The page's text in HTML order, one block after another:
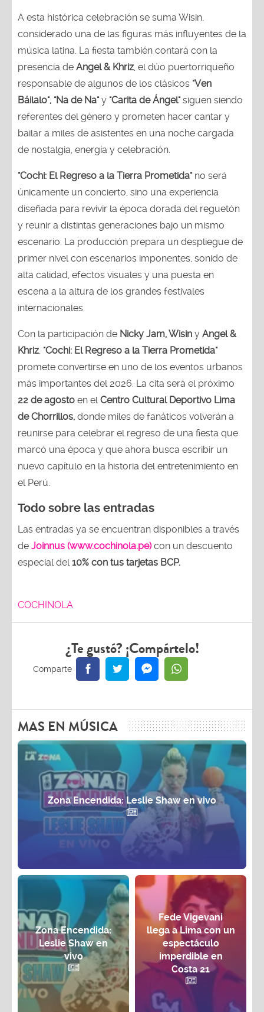
A esta histórica celebración se suma Wisin,
considerado una de las figuras más influyentes de la
música latina. La fiesta también contará con la
presencia de Angel & Khriz , el dúo puertorriqueño
responsable de algunos de los clásicos "Ven
Báilalo", "Na de Na"y "Carita de Ángel"siguen siendo
referentes del género y prometen hacer cantar y
bailar a miles de asistentes en una noche cargada
de nostalgia, energía y celebración.
"Cochi: El Regreso a la Tierra Prometida" no será
únicamente un concierto, sino una experiencia
diseñada para revivir la época dorada del reguetón
y reunir a distintas generaciones bajo un mismo
escenario. La producción prepara un despliegue de
primer nivel con escenarios imponentes, sonido de
alta calidad, efectos visuales y una puesta en
escena a la altura de los grandes festivales
internacionales.
Con la participación de Nicky Jam, Wisin y Angel &
Khriz "Cochi: El Regreso a la Tierra Prometida"
promete convertirse en uno de los eventos urbanos
más importantes del 2026. La cita será el próximo
22 de agosto en el Centro Cultural Deportivo Lima
de Chorrillos, donde miles de fanáticos volverán a
reunirse para celebrar el regreso de una fiesta que
marcó una época y que ahora busca escribir un
nuevo capítulo en la historia del entretenimiento en
el Perú.
Todo sobre las entradas
Las entradas ya se encuentran disponibles a través
de Joinnus (www.cochinola.pe)con un descuento
especial del 10% con tus tarjetas BCP.
COCHINOLA
¿Te gustó? ¡Compártelo!
MAS EN MÚSICA
Zona Encendida: Leslie Shaw en vivo
Zona Encendida:
Leslie Shaw en
vivo
Fede Vigevani
llega a Lima con un
espectáculo
imperdible en
Costa 21